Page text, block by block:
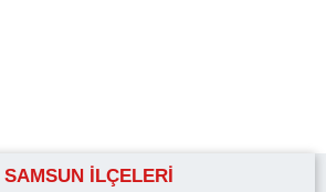
SAMSUN İLÇELERİ